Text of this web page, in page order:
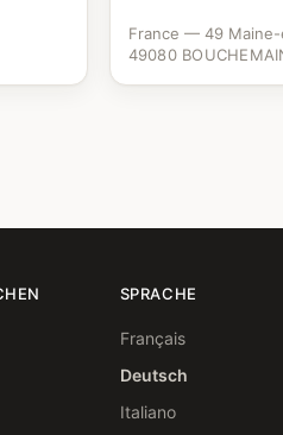
France — 49
49080
SPRACHE
Français
Deutsch
Italiano